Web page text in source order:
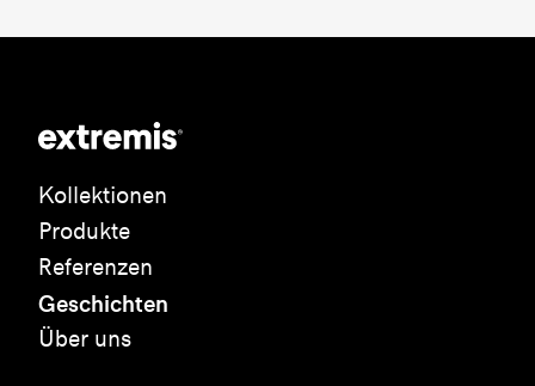
Kollektionen
Produkte
Referenzen
Geschichten
Über uns